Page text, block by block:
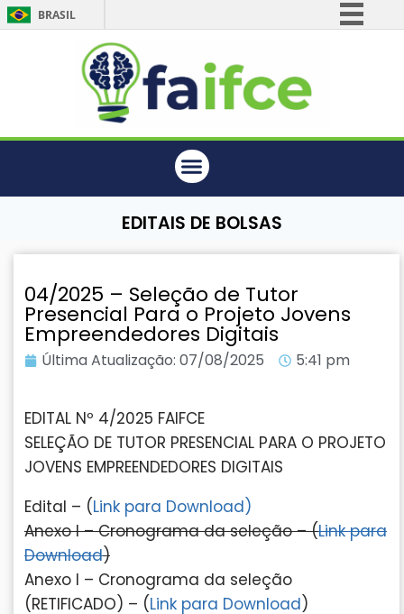
BRASIL
Participe
EDITAIS DE BOLSAS
04/2025 – Seleção de Tutor
Presencial Para o Projeto Jovens
Empreendedores Digitais
Última Atualização: 07/08/2025 5:41 pm
EDITAL Nº 4/2025 FAIFCE
SELEÇÃO DE TUTOR PRESENCIAL PARA O PROJETO
JOVENS EMPREENDEDORES DIGITAIS
Edital – (Link para Download)
Anexo I – Cronograma da seleção – (Link para
Download)
Anexo I – Cronograma da seleção
(RETIFICADO) – (Link para Download)